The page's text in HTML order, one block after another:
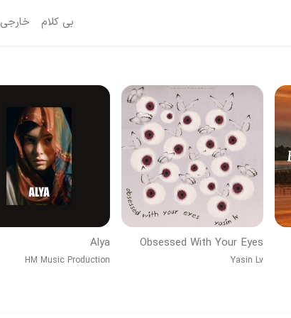
بی کلام خارجی
Obsessed With Your Eyes
Yasin Lv
Alya
HM Music Production